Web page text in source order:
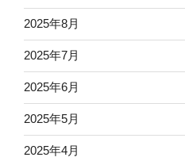
2025年8月
2025年7月
2025年6月
2025年5月
2025年4月